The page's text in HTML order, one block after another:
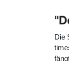
Die